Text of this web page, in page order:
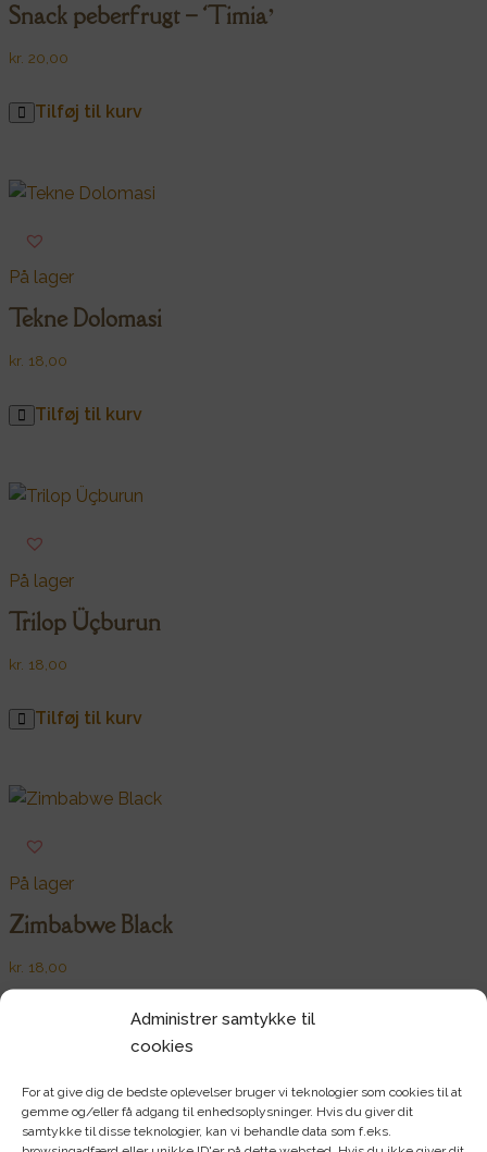
Administrer samtykke til
cookies
For at give dig de bedste oplevelser bruger vi teknologier som cookies til at
gemme og/eller få adgang til enhedsoplysninger. Hvis du giver dit
samtykke til disse teknologier, kan vi behandle data som f.eks.
Snack peberfrugt – ‘Timia’
kr. 20,00
Tilføj til kurv
På lager
Tekne Dolomasi
kr. 18,00
Tilføj til kurv
På lager
Trilop Üçburun
kr. 18,00
Tilføj til kurv
På lager
Zimbabwe Black
kr. 18,00
Tilføj til kurv